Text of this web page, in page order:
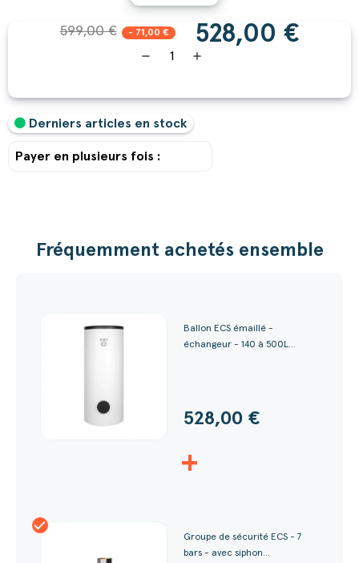
599,00 € - 71,00 € 528,00 €
remove add
Derniers articles en stock
Payer en plusieurs fois :
Fréquemment achetés ensemble
Ballon ECS émaillé -
échangeur - 140 à 500L...
528,00 €
+
Groupe de sécurité ECS - 7
bars - avec siphon...